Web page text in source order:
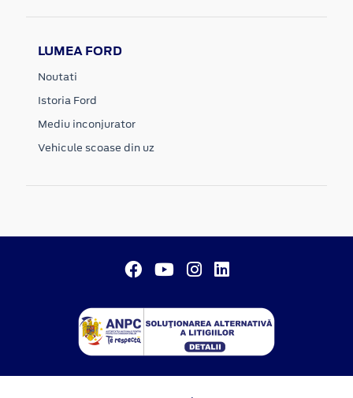
LUMEA FORD
Noutati
Istoria Ford
Mediu inconjurator
Vehicule scoase din uz